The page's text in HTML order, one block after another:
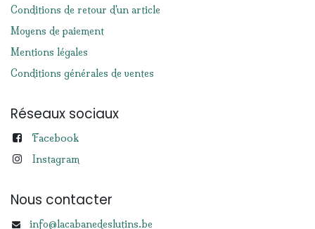
Conditions de retour d'un article
Moyens de paiement
Mentions légales
Conditions générales de ventes
Réseaux sociaux
Facebook
Instagram
Nous contacter
info@lacabanedeslutins.be